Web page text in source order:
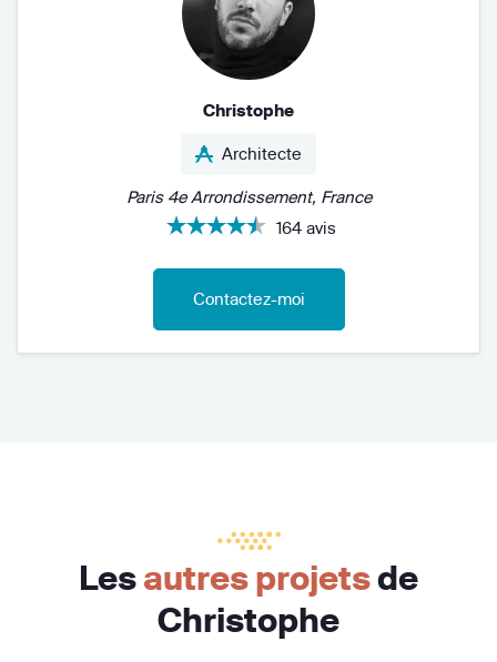
Christophe
Architecte
Paris 4e Arrondissement, France
164 avis
Contactez-moi
Lesautres projetsde
Christophe